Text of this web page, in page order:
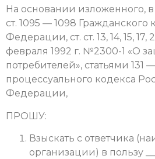
На основании изложенного, в
ст. 1095 — 1098
Федерации, ст. ст. 13, 14, 15,
февраля 1992 г. №2300-1 «О
потребителей», статьями 131
процессуального кодекса
Федерации,
ПРОШУ:
Взыскать с ответчика
организации) в пользу